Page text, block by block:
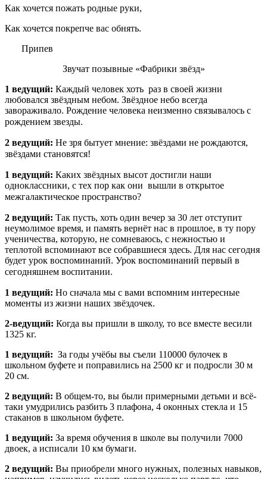
Как хочется пожать родные руки,
Как хочется покрепче вас обнять.
Припев
Звучат позывные «Фабрики звёзд»
1 ведущий: Каждый человек хоть раз в своей жизни
любовался звёздным небом. Звёздное небо всегда
завораживало. Рождение человека неизменно связывалось с
рождением звезды.
2 ведущий: Не зря бытует мнение: звёздами не рождаются,
звёздами становятся!
1 ведущий: Каких звёздных высот достигли наши
одноклассники, с тех пор как они вышли в открытое
межгалактическое пространство?
2 ведущий: Так пусть, хоть один вечер за 30 лет отступит
неумолимое время, и память вернёт нас в прошлое, в ту пору
ученичества, которую, не сомневаюсь, с нежностью и
теплотой вспоминают все собравшиеся здесь. Для нас сегодня
будет урок воспоминаний. Урок воспоминаний первый в
сегодняшнем воспитании.
1 ведущий: Но сначала мы с вами вспомним интересные
моменты из жизни наших звёздочек.
2-ведущий: Когда вы пришли в школу, то все вместе весили
1325 кг.
1 ведущий: За годы учёбы вы съели 110000 булочек в
школьном буфете и поправились на 2500 кг и подросли 30 м
20 см.
2 ведущий: В общем-то, вы были примерными детьми и всё-
таки умудрились разбить 3 плафона, 4 оконных стекла и 15
стаканов в школьном буфете.
1 ведущий: За время обучения в школе вы получили 7000
двоек, а исписали 10 км бумаги.
2 ведущий: Вы приобрели много нужных, полезных навыков,